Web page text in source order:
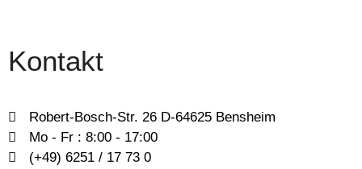
Kontakt
Robert-Bosch-Str. 26 D-64625 Bensheim
Mo - Fr : 8:00 - 17:00
(+49) 6251 / 17 73 0